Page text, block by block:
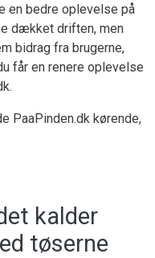
en bedre oplevelse på
dækket driften, men
bidrag fra brugerne,
får en renere oplevelse
PaaPinden.dk kørende,
kalder
tøserne